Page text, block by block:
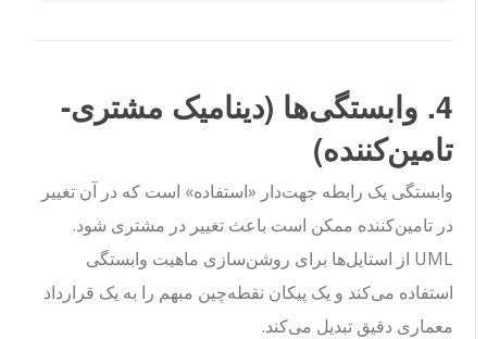
4. وابستگی‌ها (دینامیک مشتری-
تامین‌کننده)
وابستگی یک رابطه جهت‌دار «استفاده» است که در آن تغییر
در تامین‌کننده ممکن است باعث تغییر در مشتری شود.
UML از استایل‌ها برای روشن‌سازی ماهیت وابستگی
استفاده می‌کند و یک پیکان نقطه‌چین مبهم را به یک قرارداد
معماری دقیق تبدیل می‌کند.